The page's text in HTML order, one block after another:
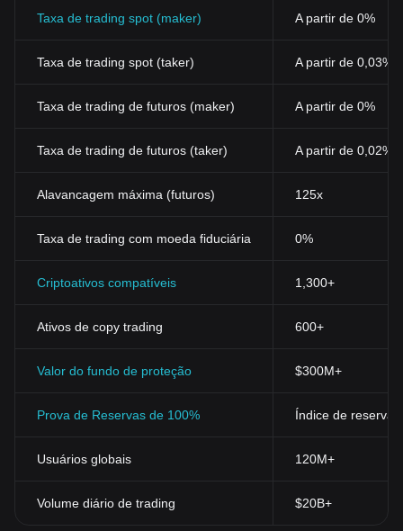
Taxa de trading spot (maker) A partir de 0%
Taxa de trading spot (taker) A partir de 0,03%
Taxa de trading de futuros (maker) A partir de 0%
Taxa de trading de futuros (taker) A partir de 0,02%
Alavancagem máxima (futuros) 125x
Taxa de trading com moeda fiduciária 0%
Criptoativos compatíveis 1,300+
Ativos de copy trading 600+
Valor do fundo de proteção $300M+
Prova de Reservas de 100% Índice de
Usuários globais 120M+
Volume diário de trading $20B+